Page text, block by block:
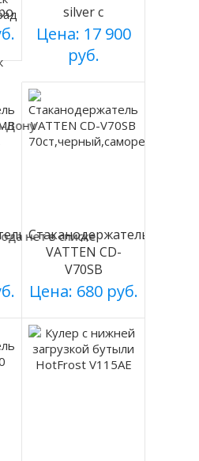
silver с
холодильником
Цена: 17 900
руб.
Стаканодержатель
VATTEN CD-
V70SB
70ст,черный,саморезы
Цена: 680 руб.
Дону
нет в списке